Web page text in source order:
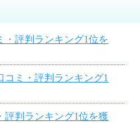
・評判ランキング1位を
ミ・評判ランキング1
評判ランキング1位を獲